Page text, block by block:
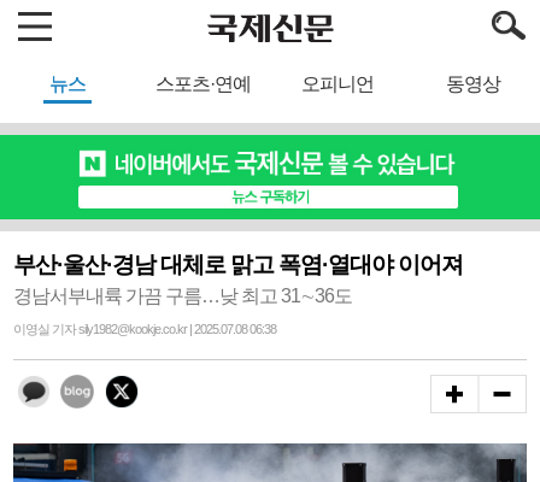
뉴스 스포츠·연예 오피니언 동영상
부산·울산·경남 대체로 맑고 폭염·열대야 이어져
경남서부내륙 가끔 구름…낮 최고 31∼36도
이영실 기자 sily1982@kookje.co.kr | 2025.07.08 06:38